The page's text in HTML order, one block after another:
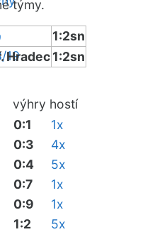
19
týmy.
1:2sn
Hradec1:2sn
výhry hostí
0:1
1x
0:3
4x
0:4
5x
0:7
1x
0:9
1x
1:2
5x